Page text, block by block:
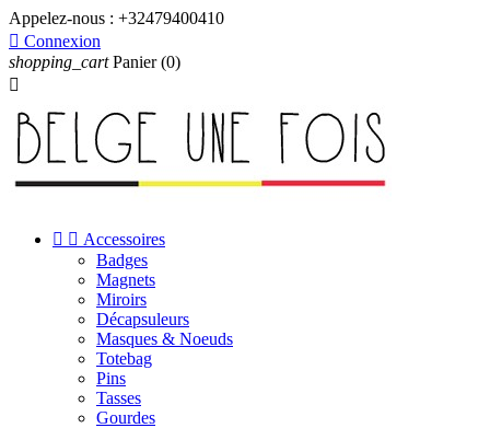
Appelez-nous : +32479400410
 Connexion
shopping_cart Panier (0)

  Accessoires
Badges
Magnets
Miroirs
Décapsuleurs
Masques & Noeuds
Totebag
Pins
Tasses
Gourdes